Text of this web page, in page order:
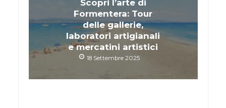
Scopri l’arte di
Formentera: Tour
delle gallerie,
laboratori artigianali
e mercatini artistici
18 Settembre 2025